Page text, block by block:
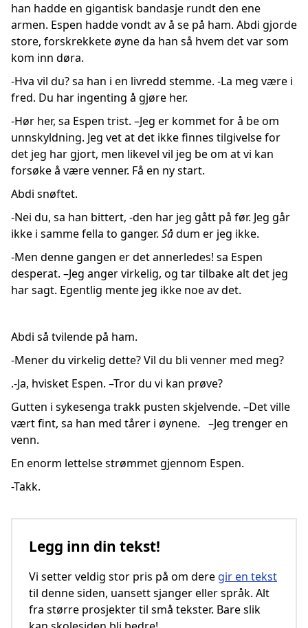
han hadde en gigantisk bandasje rundt den ene
armen. Espen hadde vondt av å se på ham. Abdi gjorde
store, forskrekkete øyne da han så hvem det var som
kom inn døra.
-Hva vil du? sa han i en livredd stemme. -La meg være i
fred. Du har ingenting å gjøre her.
-Hør her, sa Espen trist. –Jeg er kommet for å be om
unnskyldning. Jeg vet at det ikke finnes tilgivelse for
det jeg har gjort, men likevel vil jeg be om at vi kan
forsøke å være venner. Få en ny start.
Abdi snøftet.
-Nei du, sa han bittert, -den har jeg gått på før. Jeg går
ikke i samme fella to ganger. Sådum er jeg ikke.
-Men denne gangen er det annerledes! sa Espen
desperat. –Jeg anger virkelig, og tar tilbake alt det jeg
har sagt. Egentlig mente jeg ikke noe av det.
Abdi så tvilende på ham.
-Mener du virkelig dette? Vil du bli venner med meg?
.-Ja, hvisket Espen. –Tror du vi kan prøve?
Gutten i sykesenga trakk pusten skjelvende. –Det ville
vært fint, sa han med tårer i øynene. –Jeg trenger en
venn.
En enorm lettelse strømmet gjennom Espen.
-Takk.
Legg inn din tekst!
Vi setter veldig stor pris på om dere gir en tekst
til denne siden, uansett sjanger eller språk. Alt
fra større prosjekter til små tekster. Bare slik